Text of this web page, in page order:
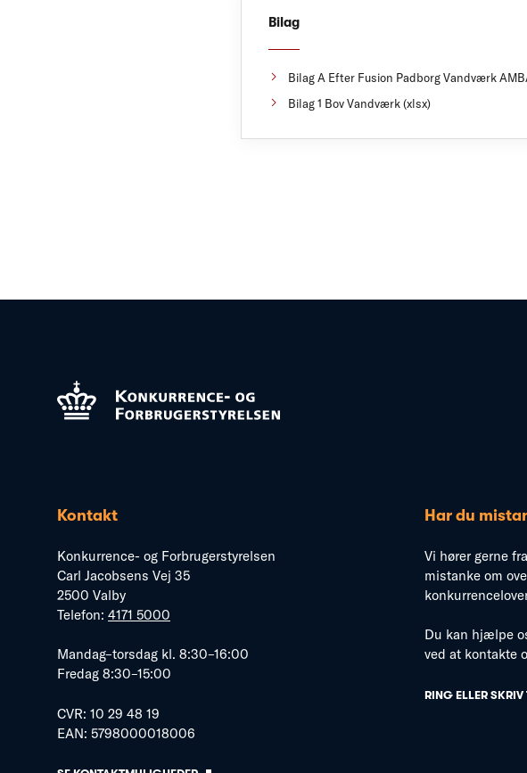
Bilag
Bilag A Efter Fusion Padborg Vandværk
Bilag 1 Bov Vandværk (xlsx)
Kontakt
Konkurrence- og Forbrugerstyrelsen
Carl Jacobsens Vej 35
2500 Valby
Telefon: 4171 5000
Mandag–torsdag kl. 8:30–16:00
Fredag 8:30–15:00
CVR: 10 29 48 19
EAN: 5798000018006
Har du
Vi hører gerne
mistanke om
Du kan hjælpe
ved at kontakte
RING ELLER